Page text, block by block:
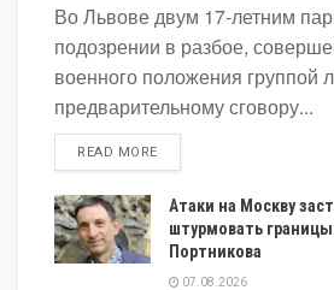
Во Львове двум 17-летним
подозрении в разбое,
военного положения группой
предварительному сговору...
READ MOREDETAILS
Атаки на Москву
штурмовать
Портникова
07.08.2026